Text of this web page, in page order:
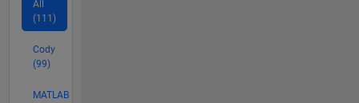
All
(111)
Cody
(99)
MATLAB